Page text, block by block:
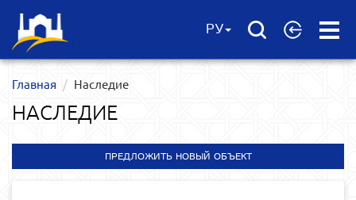
Open
РУ
Главная Наследие
НАСЛЕДИЕ
ПРЕДЛОЖИТЬ НОВЫЙ ОБЪЕКТ